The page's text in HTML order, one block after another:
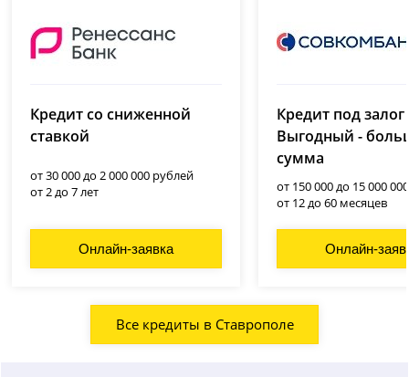
(Ренессанс Кредит)
лицензия № 3354
Кредит со сниженной
ставкой
от 30 000 до 2 000 000 рублей
от 2 до 7 лет
Онлайн-заявка
лицензия № 963
Кредит под залог
Выгодный -
сумма
от 150 000 до 15 000
от 12 до 60 месяцев
Онлайн-
Все кредиты в Ставрополе